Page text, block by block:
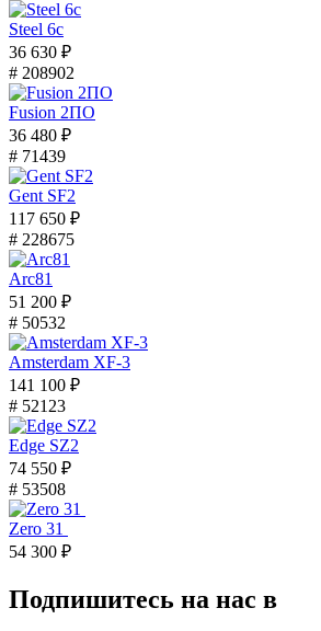
Steel 6с
36 630 ₽
# 208902
Fusion 2ПО
36 480 ₽
# 71439
Gent SF2
117 650 ₽
# 228675
Arc81
51 200 ₽
# 50532
Amsterdam XF-3
141 100 ₽
# 52123
Edge SZ2
74 550 ₽
# 53508
Zero 31
54 300 ₽
Подпишитесь на нас в